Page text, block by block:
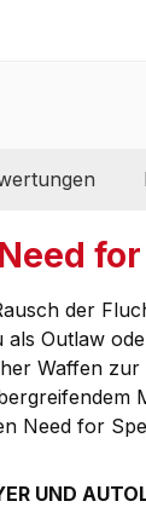
der
Outlaw
Waffen
Need for
UND